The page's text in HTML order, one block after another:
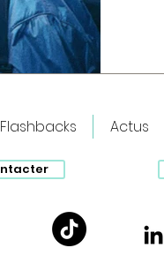
Flashbacks Actus